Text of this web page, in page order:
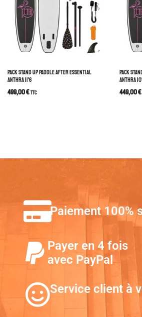
PACK STAND UP PADDLE AFTER ESSENTIAL
ANTHRA 11’6
499,00€TTC
PACK
ANTHRA
449,00€
Paiement 100%
Payer en 4 fois
avec PayPal
Service client à